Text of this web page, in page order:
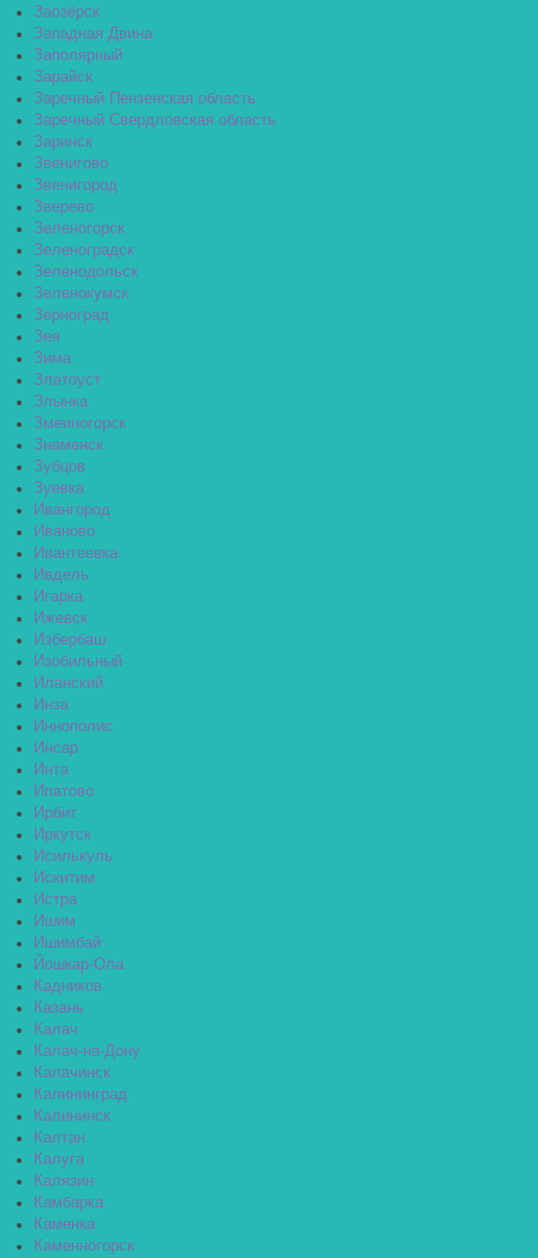
Заозёрск
Западная Двина
Заполярный
Зарайск
Заречный Пензенская область
Заречный Свердловская область
Заринск
Звенигово
Звенигород
Зверево
Зеленогорск
Зеленоградск
Зеленодольск
Зеленокумск
Зерноград
Зея
Зима
Златоуст
Злынка
Змеиногорск
Знаменск
Зубцов
Зуевка
Ивангород
Иваново
Ивантеевка
Ивдель
Игарка
Ижевск
Избербаш
Изобильный
Иланский
Инза
Иннополис
Инсар
Инта
Ипатово
Ирбит
Иркутск
Исилькуль
Искитим
Истра
Ишим
Ишимбай
Йошкар-Ола
Кадников
Казань
Калач
Калач-на-Дону
Калачинск
Калининград
Калининск
Калтан
Калуга
Калязин
Камбарка
Каменка
Каменногорск